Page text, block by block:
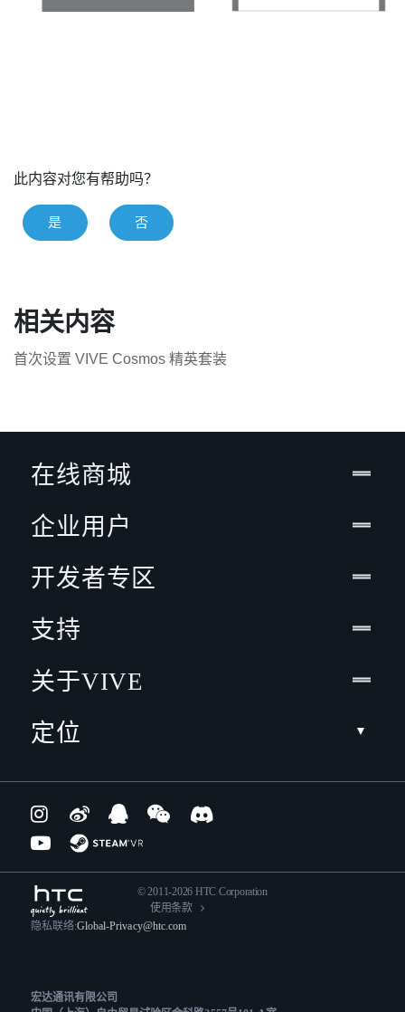
此内容对您有帮助吗？
是 否
相关内容
首次设置 VIVE Cosmos 精英套装
在线商城
企业用户
开发者专区
支持
关于VIVE
定位
© 2011-2026 HTC Corporation
使用条款
隐私联络:Global-Privacy@htc.com
宏达通讯有限公司